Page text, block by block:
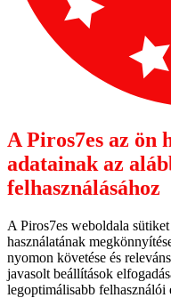
A Piros7es az ön
adatainak az
felhasználásához
A Piros7es weboldala
használatának
nyomon követése és
javasolt beállítások
legoptimálisabb felhasználói